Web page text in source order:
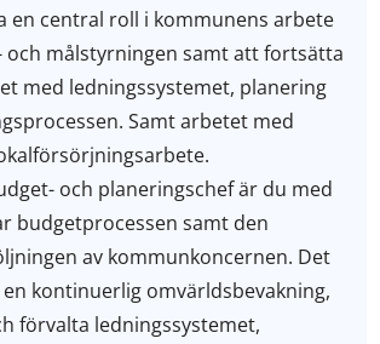
en central roll i kommunens arbete
och målstyrningen samt att fortsätta
med ledningssystemet, planering
Samt arbetet med
och planeringschef är du med
budgetprocessen samt den
av kommunkoncernen. Det
kontinuerlig omvärldsbevakning,
förvalta ledningssystemet,